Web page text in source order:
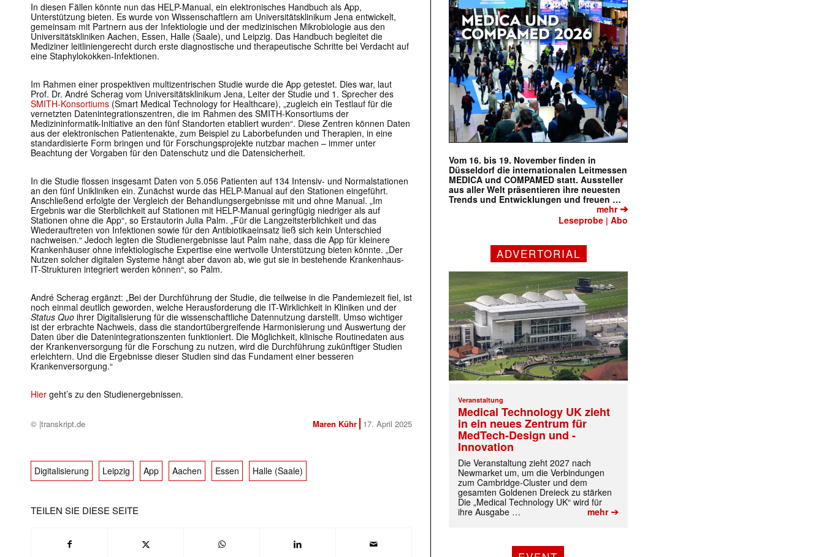
In diesen Fällen könnte nun das HELP-Manual, ein elektronisches Handbuch als App,
Unterstützung bieten. Es wurde von Wissenschaftlern am Universitätsklinikum Jena entwickelt,
gemeinsam mit Partnern aus der Infektiologie und der medizinischen Mikrobiologie aus den
Universitätskliniken Aachen, Essen, Halle (Saale), und Leipzig. Das Handbuch begleitet die
Mediziner leitliniengerecht durch erste diagnostische und therapeutische Schritte bei Verdacht auf
eine Staphylokokken-Infektionen.
Im Rahmen einer prospektiven multizentrischen Studie wurde die App getestet. Dies war, laut
Prof. Dr. André Scherag vom Universitätsklinikum Jena, Leiter der Studie und 1. Sprecher des
SMITH-Konsortiums (Smart Medical Technology for Healthcare), „zugleich ein Testlauf für die
vernetzten Datenintegrationszentren, die im Rahmen des SMITH-Konsortiums der
Medizininformatik-Initiative an den fünf Standorten etabliert wurden“. Diese Zentren können Daten
aus der elektronischen Patientenakte, zum Beispiel zu Laborbefunden und Therapien, in eine
standardisierte Form bringen und für Forschungsprojekte nutzbar machen – immer unter
Beachtung der Vorgaben für den Datenschutz und die Datensicherheit.
In die Studie flossen insgesamt Daten von 5.056 Patienten auf 134 Intensiv- und Normalstationen
an den fünf Unikliniken ein. Zunächst wurde das HELP-Manual auf den Stationen eingeführt.
Anschließend erfolgte der Vergleich der Behandlungsergebnisse mit und ohne Manual. „Im
Ergebnis war die Sterblichkeit auf Stationen mit HELP-Manual geringfügig niedriger als auf
Stationen ohne die App“, so Erstautorin Julia Palm. „Für die Langzeitsterblichkeit und das
Wiederauftreten von Infektionen sowie für den Antibiotikaeinsatz ließ sich kein Unterschied
nachweisen.“ Jedoch legten die Studienergebnisse laut Palm nahe, dass die App für kleinere
Krankenhäuser ohne infektiologische Expertise eine wertvolle Unterstützung bieten könnte. „Der
Nutzen solcher digitalen Systeme hängt aber davon ab, wie gut sie in bestehende Krankenhaus-
IT-Strukturen integriert werden können“, so Palm.
André Scherag ergänzt: „Bei der Durchführung der Studie, die teilweise in die Pandemiezeit fiel, ist
noch einmal deutlich geworden, welche Herausforderung die IT-Wirklichkeit in Kliniken und der
Status Quo ihrer Digitalisierung für die wissenschaftliche Datennutzung darstellt. Umso wichtiger
ist der erbrachte Nachweis, dass die standortübergreifende Harmonisierung und Auswertung der
Daten über die Datenintegrationszenten funktioniert. Die Möglichkeit, klinische Routinedaten aus
der Krankenversorgung für die Forschung zu nutzen, wird die Durchführung zukünftiger Studien
erleichtern. Und die Ergebnisse dieser Studien sind das Fundament einer besseren
Krankenversorgung.“
Hier geht’s zu den Studienergebnissen.
© |transkript.de Maren Kühr 17. April 2025
Digitalisierung Leipzig App Aachen Essen Halle (Saale)
TEILEN SIE DIESE SEITE
Vom 16. bis 19. November finden in
Düsseldorf die internationalen Leitmessen
MEDICA und COMPAMED statt. Aussteller
aus aller Welt präsentieren ihre neuesten
Trends und Entwicklungen und freuen …
mehr➔
Leseprobe |Abo
ADVERTORIAL
Veranstaltung
Medical Technology UK zieht
in ein neues Zentrum für
MedTech-Design und -
Innovation
Die Veranstaltung zieht 2027 nach
Newmarket um, um die Verbindungen
zum Cambridge-Cluster und dem
gesamten Goldenen Dreieck zu stärken
Die „Medical Technology UK“ wird für
ihre Ausgabe …
mehr➔